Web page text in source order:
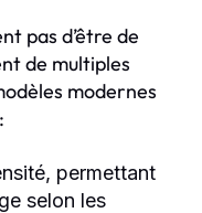
pas d’être de
de multiples
modernes
permettant
selon les